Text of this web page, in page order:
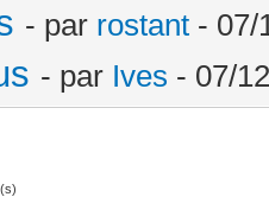
- par rostant - 07/
- par Ives - 07/